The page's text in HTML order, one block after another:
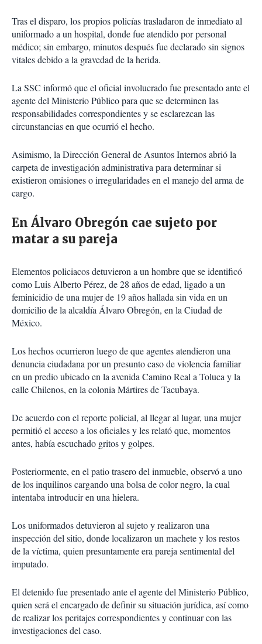
Tras el disparo, los propios policías trasladaron de inmediato al
uniformado a un hospital, donde fue atendido por personal
médico; sin embargo, minutos después fue declarado sin signos
vitales debido a la gravedad de la herida.
La SSC informó que el oficial involucrado fue presentado ante el
agente del Ministerio Público para que se determinen las
responsabilidades correspondientes y se esclarezcan las
circunstancias en que ocurrió el hecho.
Asimismo, la Dirección General de Asuntos Internos abrió la
carpeta de investigación administrativa para determinar si
existieron omisiones o irregularidades en el manejo del arma de
cargo.
En Álvaro Obregón cae sujeto por
matar a su pareja
Elementos policiacos detuvieron a un hombre que se identificó
como Luis Alberto Pérez, de 28 años de edad, ligado a un
feminicidio de una mujer de 19 años hallada sin vida en un
domicilio de la alcaldía Álvaro Obregón, en la Ciudad de
México.
Los hechos ocurrieron luego de que agentes atendieron una
denuncia ciudadana por un presunto caso de violencia familiar
en un predio ubicado en la avenida Camino Real a Toluca y la
calle Chilenos, en la colonia Mártires de Tacubaya.
De acuerdo con el reporte policial, al llegar al lugar, una mujer
permitió el acceso a los oficiales y les relató que, momentos
antes, había escuchado gritos y golpes.
Posteriormente, en el patio trasero del inmueble, observó a uno
de los inquilinos cargando una bolsa de color negro, la cual
intentaba introducir en una hielera.
Los uniformados detuvieron al sujeto y realizaron una
inspección del sitio, donde localizaron un machete y los restos
de la víctima, quien presuntamente era pareja sentimental del
imputado.
El detenido fue presentado ante el agente del Ministerio Público,
quien será el encargado de definir su situación jurídica, así como
de realizar los peritajes correspondientes y continuar con las
investigaciones del caso.